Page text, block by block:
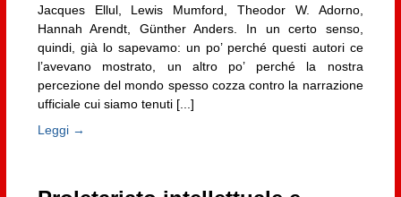
Jacques Ellul, Lewis Mumford, Theodor W. Adorno,
Hannah Arendt, Günther Anders. In un certo senso,
quindi, già lo sapevamo: un po’ perché questi autori ce
l’avevano mostrato, un altro po’ perché la nostra
percezione del mondo spesso cozza contro la narrazione
ufficiale cui siamo tenuti [...]
Leggi →